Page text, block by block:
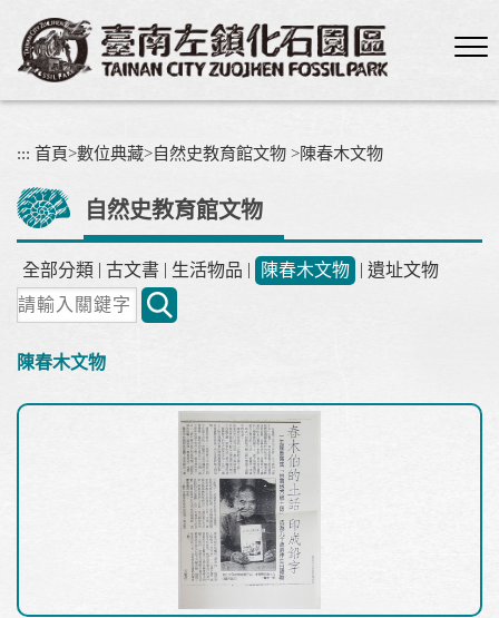
內
::: 首頁>數位典藏>自然史教育館文物 >陳春木文物
自然史教育館文物
全部分類 | 古文書 | 生活物品 | 陳春木文物 | 遺址文物
關
鍵
搜
陳春木文物